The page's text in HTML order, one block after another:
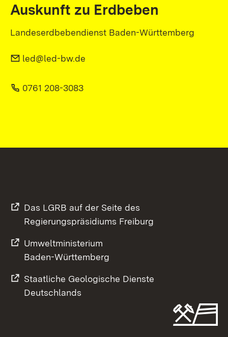
Auskunft zu Erdbeben
Landeserdbebendienst Baden-Württemberg
led@led-bw.de
0761 208-3083
Das LGRB auf der Seite des
Regierungspräsidiums Freiburg
Umweltministerium
Baden-Württemberg
Staatliche Geologische Dienste
Deutschlands